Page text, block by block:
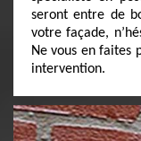
seront entre de
votre façade,
Ne vous en faites
intervention.